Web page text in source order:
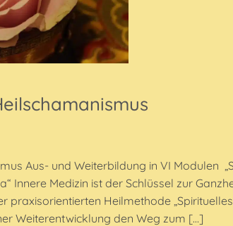
Aus- und Weiterbildung in VI Modulen
Innere Medizin ist der Schlüssel zur
praxisorientierten Heilmethode
Weiterentwicklung den Weg zum […]